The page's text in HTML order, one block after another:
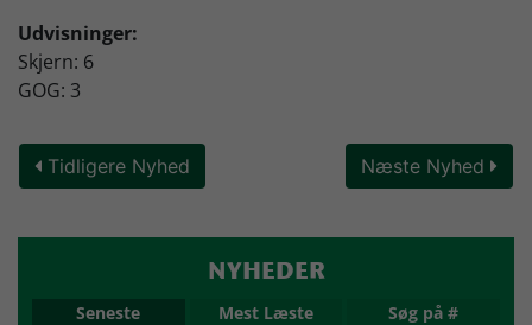
Udvisninger:
Skjern: 6
GOG: 3
Tidligere Nyhed Næste Nyhed
NYHEDER
Seneste Mest Læste Søg på #